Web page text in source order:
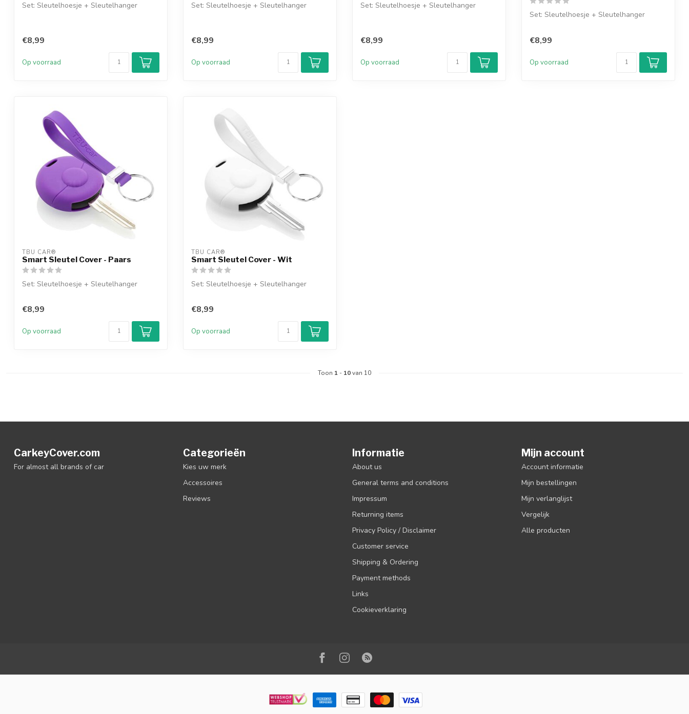
Set: Sleutelhoesje + Sleutelhanger
€8,99
Op voorraad
Set: Sleutelhoesje + Sleutelhanger
€8,99
Op voorraad
Set: Sleutelhoesje + Sleutelhanger
€8,99
Op voorraad
Set: Sleutelhoesje + Sleutelhanger
€8,99
Op voorraad
TBU CAR®
Smart Sleutel Cover - Paars
Set: Sleutelhoesje + Sleutelhanger
€8,99
Op voorraad
TBU CAR®
Smart Sleutel Cover - Wit
Set: Sleutelhoesje + Sleutelhanger
€8,99
Op voorraad
Toon 1 - 10van 10
CarkeyCover.com
For almost all brands of car
Categorieën
Kies uw merk
Accessoires
Reviews
Informatie
About us
General terms and conditions
Impressum
Returning items
Privacy Policy / Disclaimer
Customer service
Shipping & Ordering
Payment methods
Links
Cookieverklaring
Mijn account
Account informatie
Mijn bestellingen
Mijn verlanglijst
Vergelijk
Alle producten